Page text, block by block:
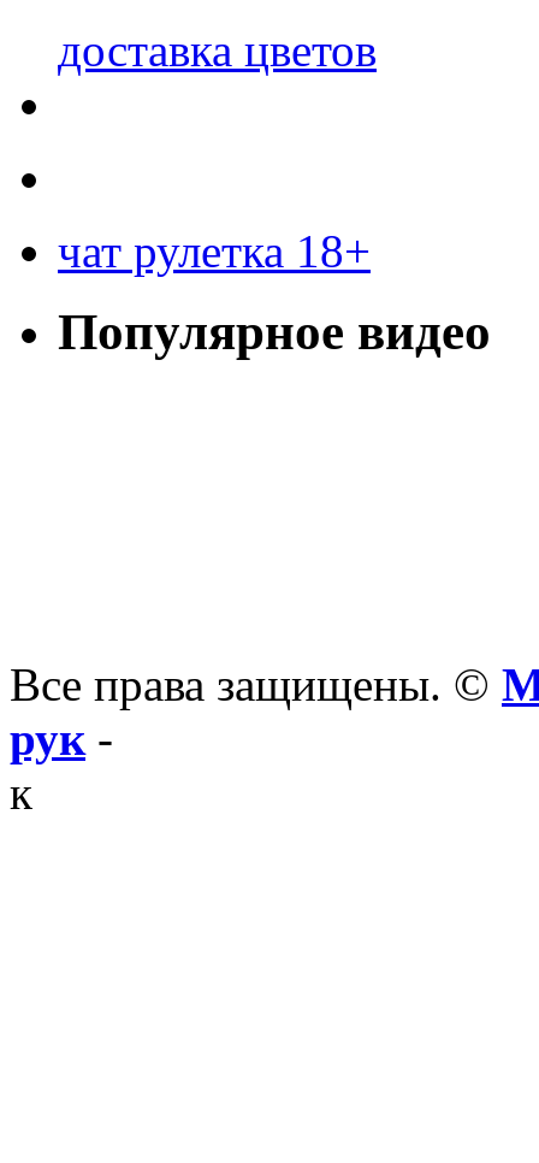
доставка цветов
чат рулетка 18+
Популярное видео
Все права защищены. ©
рук-
к